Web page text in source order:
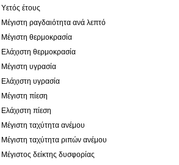
Υετός έτους
Μέγιστη ραγδαιότητα ανά λεπτό
Μέγιστη θερμοκρασία
Ελάχιστη θερμοκρασία
Μέγιστη υγρασία
Ελάχιστη υγρασία
Μέγιστη πίεση
Ελάχιστη πίεση
Μέγιστη ταχύτητα ανέμου
Μέγιστη ταχύτητα ριπών ανέμου
Μέγιστος δείκτης δυσφορίας